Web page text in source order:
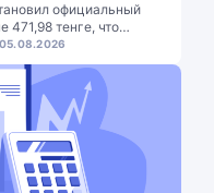
официальный
471,98 тенге, что…
05.08.2026